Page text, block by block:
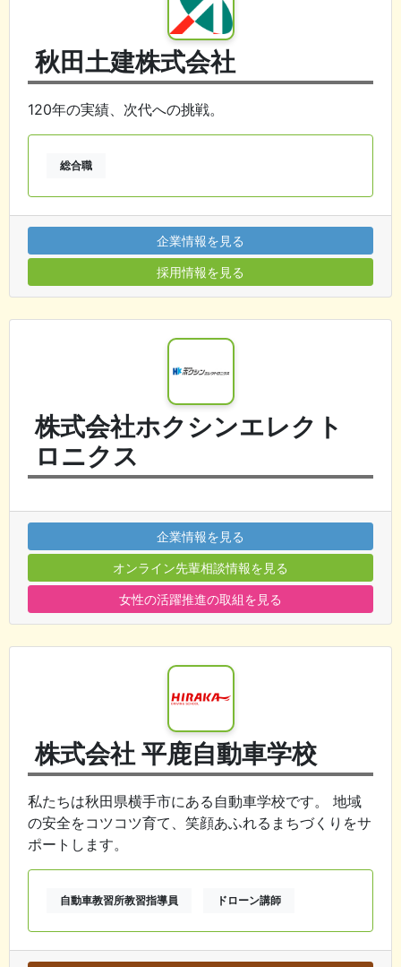
秋田土建株式会社
120年の実績、次代への挑戦。
総合職
企業情報を見る
採用情報を見る
株式会社ホクシンエレクト
ロニクス
企業情報を見る
オンライン先輩相談情報を見る
女性の活躍推進の取組を見る
株式会社 平鹿自動車学校
私たちは秋田県横手市にある自動車学校です。 地域
の安全をコツコツ育て、笑顔あふれるまちづくりをサ
ポートします。
自動車教習所教習指導員 ドローン講師